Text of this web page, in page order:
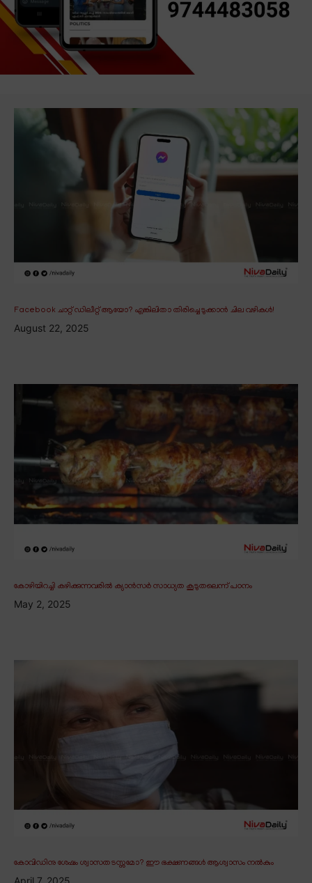
Facebook ചാറ്റ് ഡിലീറ്റ് ആയോ? എങ്കിലിതാ തിരിച്ചെടുക്കാൻ ചില വഴികൾ!
August 22, 2025
കോഴിയിറച്ചി കഴിക്കുന്നവരിൽ ക്യാൻസർ സാധ്യത കൂടുതലെന്ന് പഠനം
May 2, 2025
കോവിഡിനു ശേഷം ശ്വാസതടസ്സമോ? ഈ ഭക്ഷണങ്ങൾ ആശ്വാസം നൽകും
April 7, 2025